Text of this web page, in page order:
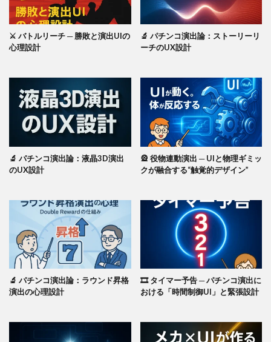
⚔️ バトルリーチ ─ 勝敗と演出UIの
心理設計
🔬 パチンコ演出論：ストーリーリ
ーチのUX設計
🔬 パチンコ演出論：液晶3D演出
のUX設計
🎡 役物連動演出 ─ UIと物理ギミッ
クが融合する“触覚的デザイン”
🔬 パチンコ演出論：ラウンド昇格
演出の心理設計
🎞️ タイマー予告 ─ パチンコ演出に
おける「時間制御UI」と緊張設計